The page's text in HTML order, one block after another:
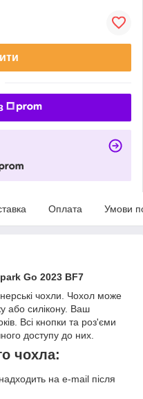
Оплата Умови
Go 2023 BF7
чохли. Чохол може
або силікону. Ваш
Всі кнопки та роз'єми
доступу до них.
чохла:
на e-mail після